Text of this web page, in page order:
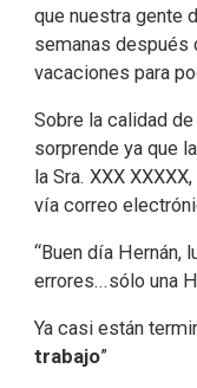
que nuestra gente
semanas después
vacaciones para
Sobre la calidad
sorprende ya que
la Sra. XXX
vía correo
“Buen día Hernán,
errores...sólo una
Ya casi están
trabajo”